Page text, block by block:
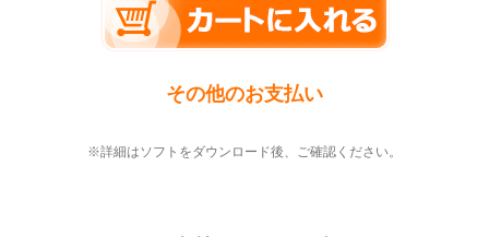
その他のお支払い
※詳細はソフトをダウンロード後、ご確認ください。